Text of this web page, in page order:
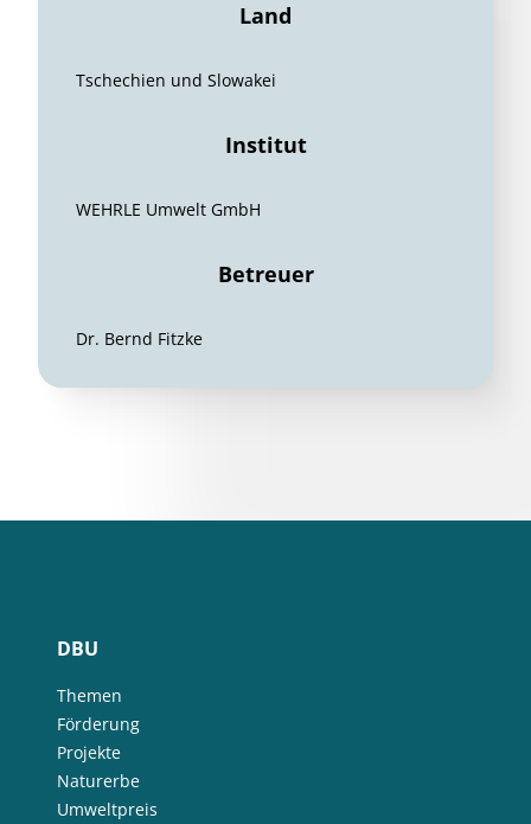
Land
Tschechien und Slowakei
Institut
WEHRLE Umwelt GmbH
Betreuer
Dr. Bernd Fitzke
DBU
Themen
Förderung
Projekte
Naturerbe
Umweltpreis